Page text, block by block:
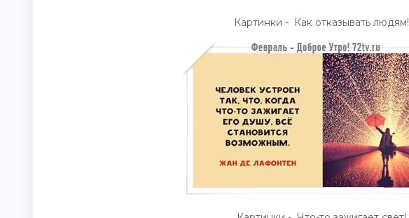
Картинки - Как отказывать людям!